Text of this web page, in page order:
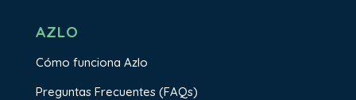
AZLO
Cómo funciona Azlo
Preguntas Frecuentes (FAQs)